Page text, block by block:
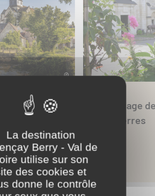
en
et du
©
Un village
de Pierres
La destination
Berry - Val de
utilise sur son
des cookies et
donne le contrôle